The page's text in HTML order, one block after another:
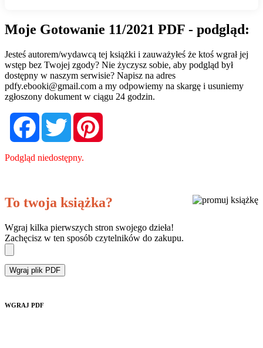
Moje Gotowanie 11/2021 PDF - podgląd:
Jesteś autorem/wydawcą tej książki i zauważyłeś że ktoś wgrał jej
wstęp bez Twojej zgody? Nie życzysz sobie, aby podgląd był
dostępny w naszym serwisie? Napisz na adres
pdfy.ebooki@gmail.com a my odpowiemy na skargę i usuniemy
zgłoszony dokument w ciągu 24 godzin.
FacebookTwitter
Podgląd niedostępny.
To twoja książka?
Wgraj kilka pierwszych stron swojego dzieła!
Zachęcisz w ten sposób czytelników do zakupu.
Wgraj plik PDF
WGRAJ PDF